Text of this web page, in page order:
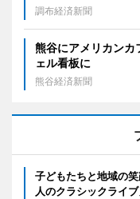
調布経済新聞
熊谷にアメリカン
ェル看板に
熊谷経済新聞
子どもたちと地域の
人のクラシックライ